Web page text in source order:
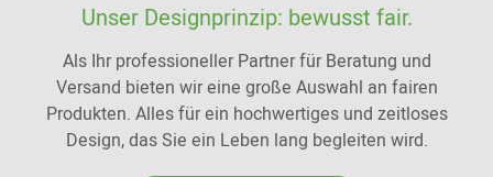
Unser Designprinzip: bewusst fair.
Als Ihr professioneller Partner für Beratung und
Versand bieten wir eine große Auswahl an fairen
Produkten. Alles für ein hochwertiges und zeitloses
Design, das Sie ein Leben lang begleiten wird.